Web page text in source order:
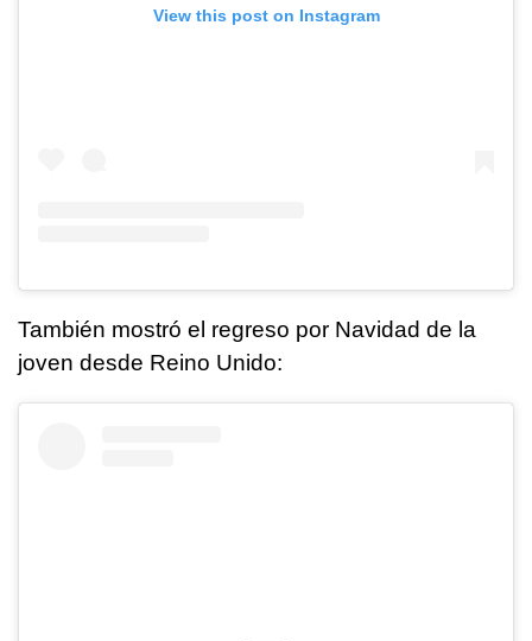
View this post on Instagram
También mostró el regreso por Navidad de la
joven desde Reino Unido: